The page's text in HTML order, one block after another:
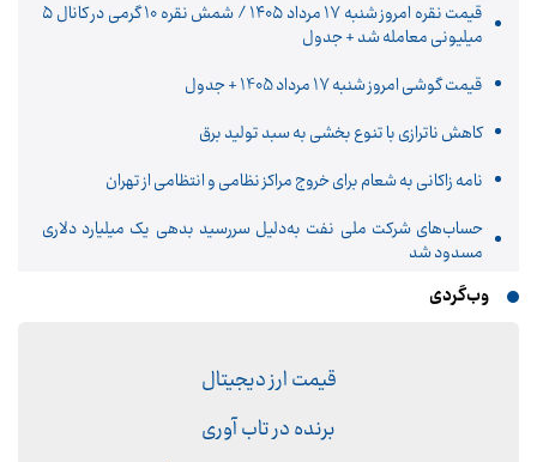
قیمت نقره امروز شنبه ۱۷ مرداد ۱۴۰۵ / شمش نقره ۱۰ گرمی در کانال ۵
میلیونی معامله شد + جدول
قیمت گوشی امروز شنبه 17 مرداد 1405 + جدول
کاهش ناترازی با تنوع بخشی به سبد تولید برق
نامه زاکانی به شعام برای خروج مراکز نظامی و انتظامی از تهران
حساب‌های شرکت ملی نفت به‌دلیل سررسید بدهی یک میلیارد دلاری
مسدود شد
وب‌گردی
قیمت ارز دیجیتال
برنده در تاب آوری